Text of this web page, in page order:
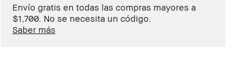
Envío gratis en todas las compras mayores a
$1,700. No se necesita un código.
Saber más